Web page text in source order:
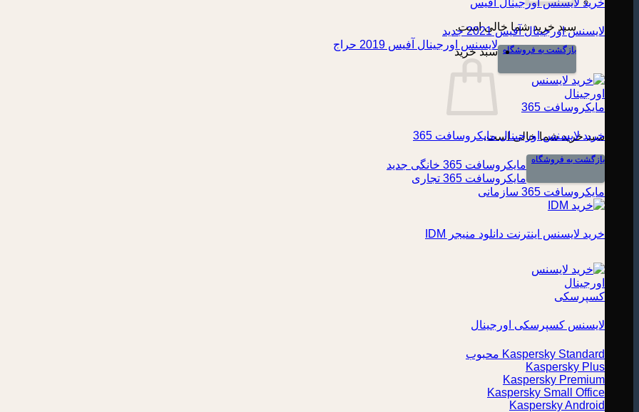
سبد خرید شما خالی است.
بازگشت به فروشگاه سبد خرید
سبد خرید شما خالی است.
بازگشت به فروشگاه
لایسنس اورجینال آفیس 2021
لایسنس اورجینال آفیس 2019
خرید لایسنس اورجینال مایکروسافت 365
مایکروسافت 365 خانگی
مایکروسافت 365 تجاری
مایکروسافت 365 سازمانی
خرید لایسنس اینترنت دانلود منیجر IDM
لایسنس کسپرسکی اورجینال
Kaspersky Standard
Kaspersky Plus
Kaspersky Premium
Kaspersky Small Office
Kaspersky Android